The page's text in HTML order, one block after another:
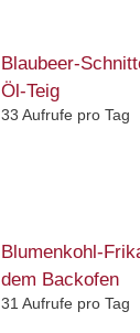
Blaubeer-
Öl-Teig
33 Aufrufe pro Tag
Blumenkohl-
dem Backofen
31 Aufrufe pro Tag